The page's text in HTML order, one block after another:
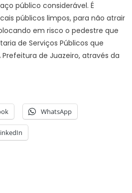
público considerável. É
públicos limpos, para não atrair
em risco o pedestre que
de Serviços Públicos que
de Juazeiro, através da
WhatsApp